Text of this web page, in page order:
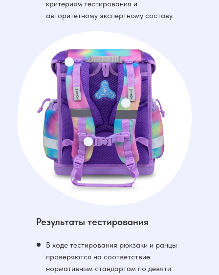
В ходе тестирования рюкзаки и ранцы
проверяются на соответствие
нормативным стандартам по девяти
Результаты тестирования
критериям тестирования и
авторитетному экспертному составу.